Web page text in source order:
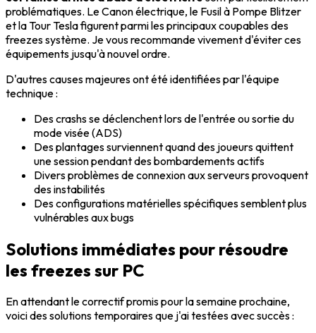
problématiques. Le Canon électrique, le Fusil à Pompe Blitzer
et la Tour Tesla figurent parmi les principaux coupables des
freezes système. Je vous recommande vivement d'éviter ces
équipements jusqu'à nouvel ordre.
D'autres causes majeures ont été identifiées par l'équipe
technique :
Des crashs se déclenchent lors de l'entrée ou sortie du
mode visée (ADS)
Des plantages surviennent quand des joueurs quittent
une session pendant des bombardements actifs
Divers problèmes de connexion aux serveurs provoquent
des instabilités
Des configurations matérielles spécifiques semblent plus
vulnérables aux bugs
Solutions immédiates pour résoudre
les freezes sur PC
En attendant le correctif promis pour la semaine prochaine,
voici des solutions temporaires que j'ai testées avec succès :